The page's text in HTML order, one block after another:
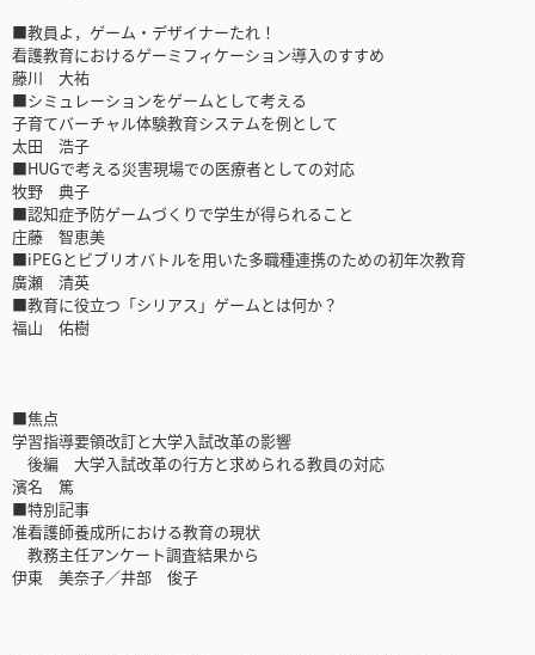
■教員よ，ゲーム・デザイナーたれ！
看護教育におけるゲーミフィケーション導入のすすめ
藤川 大祐
■シミュレーションをゲームとして考える
子育てバーチャル体験教育システムを例として
太田 浩子
■HUGで考える災害現場での医療者としての対応
牧野 典子
■認知症予防ゲームづくりで学生が得られること
庄藤 智恵美
■iPEGとビブリオバトルを用いた多職種連携のための初年次教育
廣瀬 清英
■教育に役立つ「シリアス」ゲームとは何か？
福山 佑樹
■焦点
学習指導要領改訂と大学入試改革の影響
後編 大学入試改革の行方と求められる教員の対応
濱名 篤
■特別記事
准看護師養成所における教育の現状
教務主任アンケート調査結果から
伊東 美奈子／井部 俊子